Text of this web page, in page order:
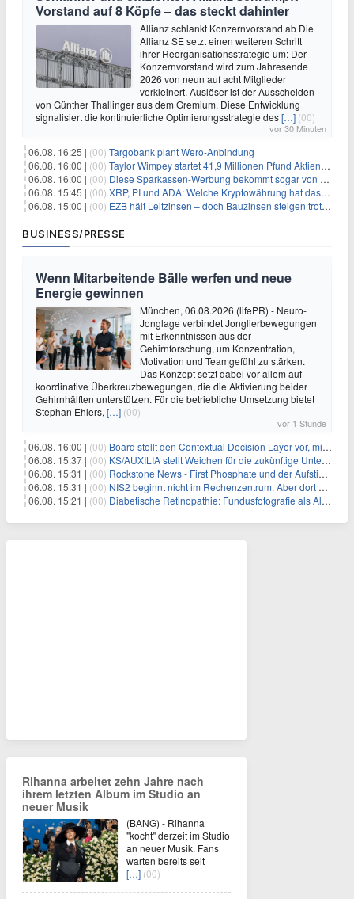
Vorstand auf 8 Köpfe – das steckt dahinter
Allianz schlankt Konzernvorstand ab Die
Allianz SE setzt einen weiteren Schritt
ihrer Reorganisationsstrategie um: Der
Konzernvorstand wird zum Jahresende
2026 von neun auf acht Mitglieder
verkleinert. Auslöser ist der Ausscheiden
von Günther Thallinger aus dem Gremium. Diese Entwicklung
signalisiert die kontinuierliche Optimierungsstrategie des[…] (00)
vor 30 Minuten
06.08. 16:25 | (00) Targobank plant Wero-Anbindung
06.08. 16:00 | (00) Taylor Wimpey startet 41,9 Millionen Pfund Aktienrückkauf – was Anleger wissen müssen
06.08. 16:00 | (00) Diese Sparkassen-Werbung bekommt sogar von der Konkurrenz Lob
06.08. 15:45 | (00) XRP, PI und ADA: Welche Kryptowährung hat das größte Potenzial im nächsten Bullenmarkt?
06.08. 15:00 | (00) EZB hält Leitzinsen – doch Bauzinsen steigen trotzdem: Das Nahost-Problem für Immobilienkäufer
BUSINESS/PRESSE
Wenn Mitarbeitende Bälle werfen und neue
Energie gewinnen
München, 06.08.2026 (lifePR) - Neuro-
Jonglage verbindet Jonglierbewegungen
mit Erkenntnissen aus der
Gehirnforschung, um Konzentration,
Motivation und Teamgefühl zu stärken.
Das Konzept setzt dabei vor allem auf
koordinative Überkreuzbewegungen, die die Aktivierung beider
Gehirnhälften unterstützen. Für die betriebliche Umsetzung bietet
Stephan Ehlers, […] (00)
vor 1 Stunde
06.08. 16:00 | (00) Board stellt den Contextual Decision Layer vor, mit dem Unternehmensdaten und KI-Investitionen in intelligentere Geschäftsentscheidungen umgesetzt wer
06.08. 15:37 | (00) KS/AUXILIA stellt Weichen für die zukünftige Unternehmensführung
06.08. 15:31 | (00) Rockstone News - First Phosphate und der Aufstieg der nordamerikanischen Batterie-Unabhängigkeit: Die Entstehung des Battery Valley in Québec
06.08. 15:31 | (00) NIS2 beginnt nicht im Rechenzentrum. Aber dort endet sie auch nicht.
06.08. 15:21 | (00) Diabetische Retinopathie: Fundusfotografie als Alternative zur Ophthalmoskopie
Rihanna arbeitet zehn Jahre nach
ihrem letzten Album im Studio an
neuer Musik
(BANG) - Rihanna
"kocht" derzeit im Studio
an neuer Musik. Fans
warten bereits seit
[…] (00)